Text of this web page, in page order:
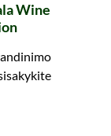
Wine